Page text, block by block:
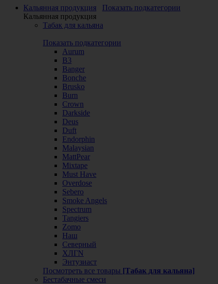
Кальянная продукция
Показать подкатегории
Кальянная продукция
Табак для кальяна
Показать подкатегории
Aurum
B3
Banger
Bonche
Brusko
Burn
Crown
Darkside
Deus
Duft
Endorphin
Malaysian
MattPear
Mixtape
Must Have
Overdose
Sebero
Smoke Angels
Spectrum
Tangiers
Zomo
Наш
Северный
ХЛГN
Энтузиаст
Посмотреть все товары [Табак для кальяна]
Бестабачные смеси